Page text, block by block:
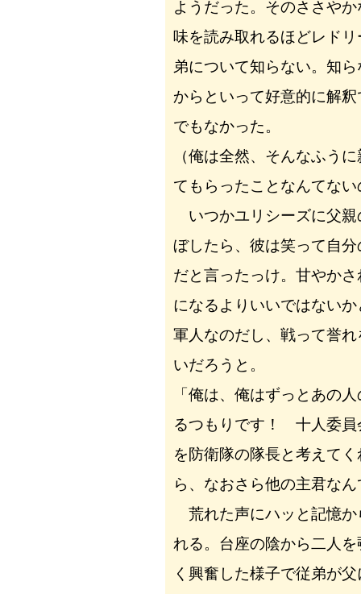
ようだった。そのささや
味を読み取れるほどレド
弟について知らない。知
からといって好意的に解
でもなかった。
（俺は全然、そんなふう
てもらったことなんてない
いつかユリシーズに父親
ぼしたら、彼は笑って自
だと言ったっけ。甘やか
になるよりいいではない
軍人なのだし、戦って誉
いだろうと。
「俺は、俺はずっとあの
るつもりです！ 十人委員
を防衛隊の隊長と考えて
ら、なおさら他の主君なん
荒れた声にハッと記憶か
れる。台座の陰から二人
く興奮した様子で従弟が